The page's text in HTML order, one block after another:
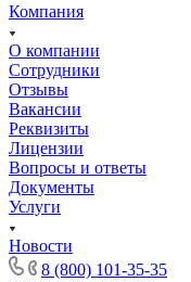
Компания
О компании
Сотрудники
Отзывы
Вакансии
Реквизиты
Лицензии
Вопросы и ответы
Документы
Услуги
Новости
8 (800) 101-35-35